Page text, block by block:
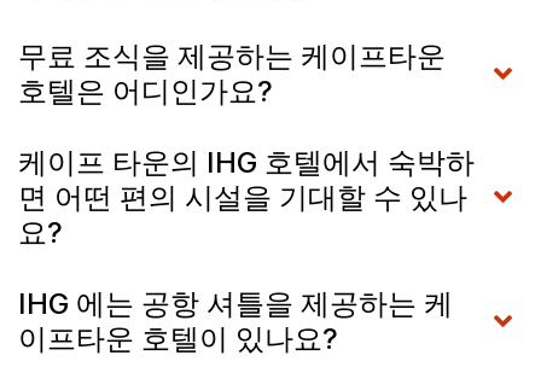
무료 조식을 제공하는 케이프타운
호텔은 어디인가요?
케이프 타운의 IHG 호텔에서 숙박하
면 어떤 편의 시설을 기대할 수 있나
요?
IHG 에는 공항 셔틀을 제공하는 케
이프타운 호텔이 있나요?